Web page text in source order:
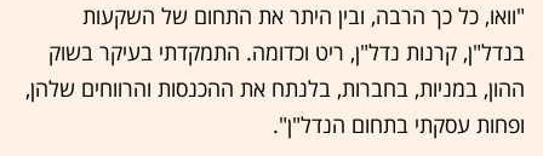
"וואו, כל כך הרבה, ובין היתר את התחום של השקעות
בנדל"ן, קרנות נדל"ן, ריט וכדומה. התמקדתי בעיקר בשוק
ההון, במניות, בחברות, בלנתח את ההכנסות והרווחים שלהן,
ופחות עסקתי בתחום הנדל"ן".